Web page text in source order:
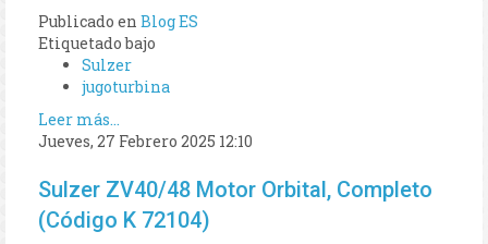
Publicado en Blog ES
Etiquetado bajo
Sulzer
jugoturbina
Leer más...
Jueves, 27 Febrero 2025 12:10
Sulzer ZV40/48 Motor Orbital, Completo
(Código K 72104)